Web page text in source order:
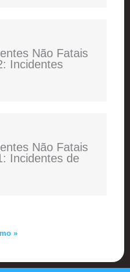
Não Fatais
Incidentes
Não Fatais
Incidentes de
»